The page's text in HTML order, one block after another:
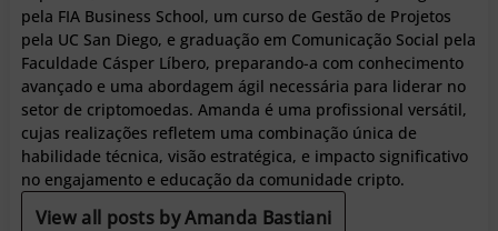
pela FIA Business School, um curso de Gestão de Projetos
pela UC San Diego, e graduação em Comunicação Social pela
Faculdade Cásper Líbero, preparando-a com conhecimento
avançado e uma abordagem ágil necessária para liderar no
setor de criptomoedas. Amanda é uma profissional versátil,
cujas realizações refletem uma combinação única de
habilidade técnica, visão estratégica, e impacto significativo
no engajamento e educação da comunidade cripto.
View all posts by Amanda Bastiani